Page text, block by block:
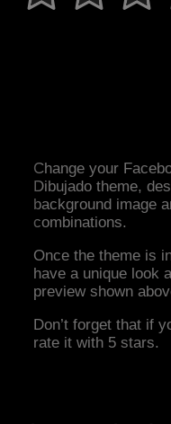
Change your
Dibujado theme,
background image
combinations.
Once the theme is
have a unique look
preview shown
Don’t forget that if
rate it with 5 stars.